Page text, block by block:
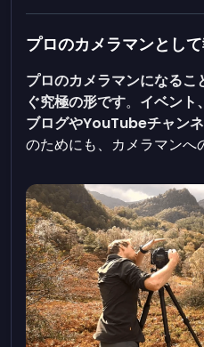
プロのカメラマンとし
プロのカメラマンになる
ぐ究極の形です。 イベント
ブログやYouTubeチャン
のためにも、カメラマンへ